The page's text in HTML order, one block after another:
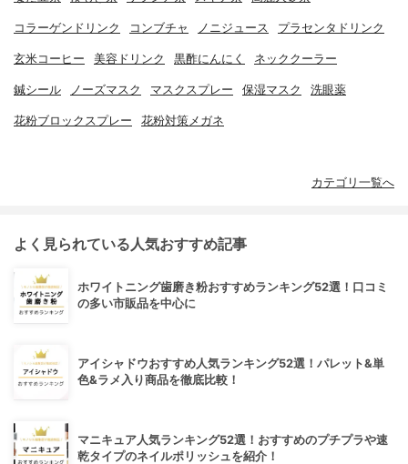
コラーゲンドリンク コンブチャ ノニジュース プラセンタドリンク
玄米コーヒー 美容ドリンク 黒酢にんにく ネッククーラー
鍼シール ノーズマスク マスクスプレー 保湿マスク 洗眼薬
花粉ブロックスプレー 花粉対策メガネ
カテゴリ一覧へ
よく見られている人気おすすめ記事
ホワイトニング歯磨き粉おすすめランキング52選！口コミ
の多い市販品を中心に
アイシャドウおすすめ人気ランキング52選！パレット&単
色&ラメ入り商品を徹底比較！
マニキュア人気ランキング52選！おすすめのプチプラや速
乾タイプのネイルポリッシュを紹介！